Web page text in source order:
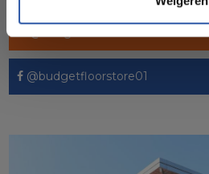
@budgetfloorstore01